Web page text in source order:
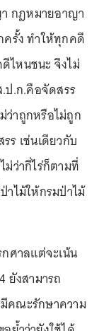
กฎหมายอาญา
ครั้ง ทำให้ทุกคดี
หนชนะ จึงไม่
ป.ก.คือจัดสรร
ว่าถูกหรือไม่ถูก
ร เช่นเดียวกับ
ว่ากี่ไร่ก็ตามที่
ไม้ให้กรมป่าไม้
ศาลแต่จะเน้น
ยังสามารถ
คณะรักษาความ